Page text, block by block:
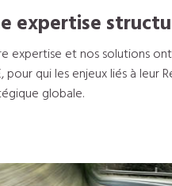
expertise
expertise et nos solutions
pour qui les enjeux liés à
globale.